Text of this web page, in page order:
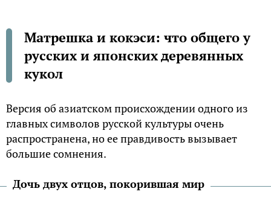
Матрешка и кокэси: что общего у
русских и японских деревянных
кукол
Версия об азиатском происхождении одного из
главных символов русской культуры очень
распространена, но ее правдивость вызывает
большие сомнения.
Дочь двух отцов, покорившая мир